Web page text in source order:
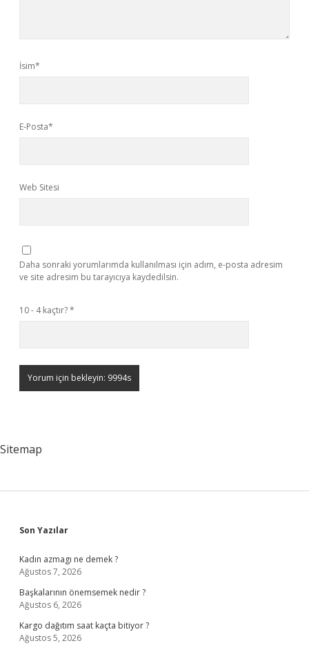
İsim*
E-Posta*
Web Sitesi
Daha sonraki yorumlarımda kullanılması için adım, e-posta adresim
ve site adresim bu tarayıcıya kaydedilsin.
10 - 4 kaçtır?*
Sitemap
Sidebar
Son Yazılar
Kadın azmagı ne demek ?
Ağustos 7, 2026
Başkalarının önemsemek nedir ?
Ağustos 6, 2026
Kargo dağıtım saat kaçta bitiyor ?
Ağustos 5, 2026